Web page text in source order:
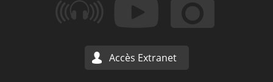
Accès Extranet